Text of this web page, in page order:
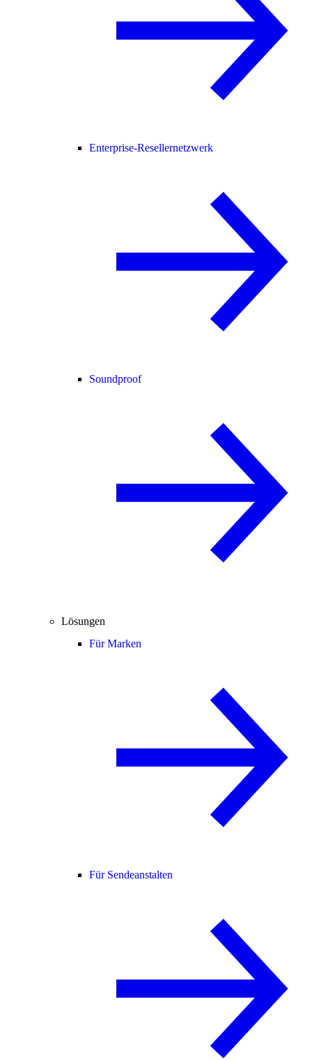
Enterprise-Resellernetzwerk
Soundproof
Lösungen
Für Marken
Für Sendeanstalten